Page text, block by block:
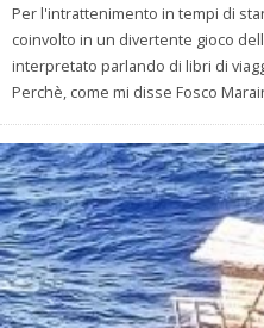
Per l'intrattenimento in tempi di
coinvolto in un divertente gioco
interpretato parlando di libri di
Perchè, come mi disse Fosco